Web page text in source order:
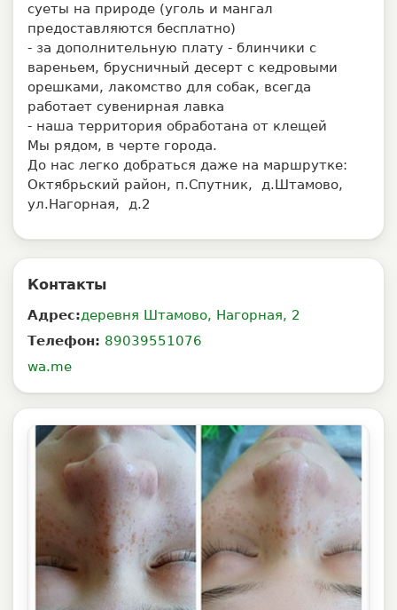
суеты на природе (уголь и мангал
предоставляются бесплатно)
- за дополнительную плату - блинчики с
вареньем, брусничный десерт с кедровыми
орешками, лакомство для собак, всегда
работает сувенирная лавка
- наша территория обработана от клещей
Мы рядом, в черте города.
До нас легко добраться даже на маршрутке:
Октябрьский район, п.Спутник, д.Штамово,
ул.Нагорная, д.2
Контакты
Адрес:деревня Штамово, Нагорная, 2
Телефон: 89039551076
wa.me